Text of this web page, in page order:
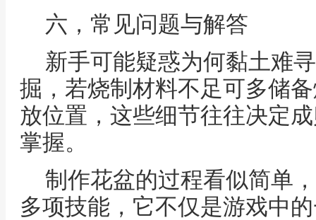
六，常见问题与解答
新手可能疑惑为何黏土难
掘，若烧制材料不足可多储
放位置，这些细节往往决定
掌握。
制作花盆的过程看似简单
多项技能，它不仅是游戏中